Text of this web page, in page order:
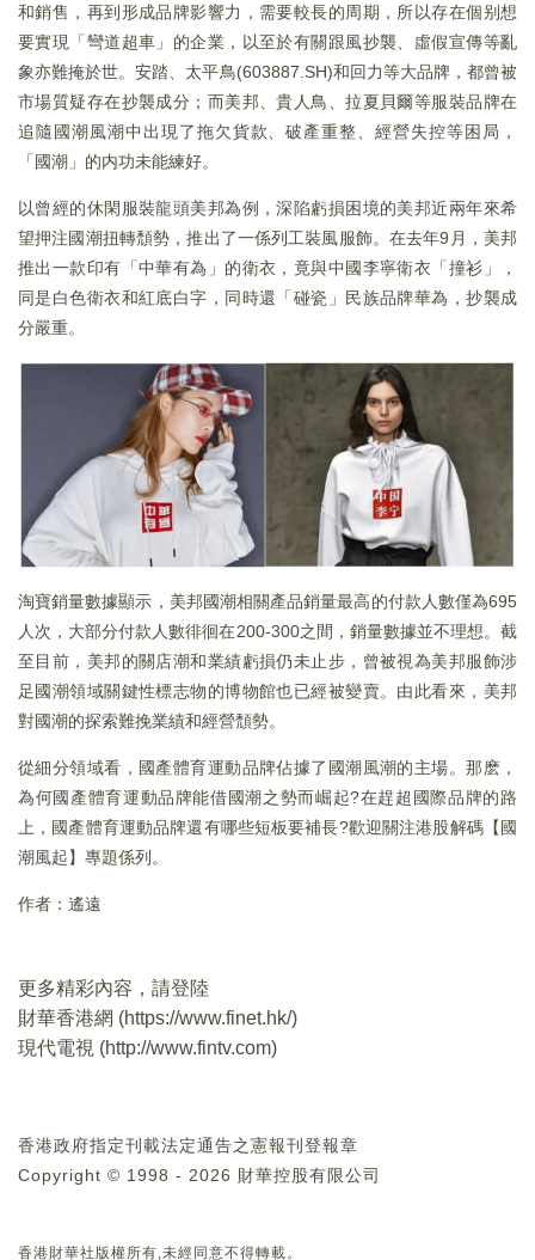
和銷售，再到形成品牌影響力，需要較長的周期，所以存在個别想
要實現「彎道超車」的企業，以至於有關跟風抄襲、虛假宣傳等亂
象亦難掩於世。安踏、太平鳥(603887.SH)和回力等大品牌，都曾被
市場質疑存在抄襲成分；而美邦、貴人鳥、拉夏貝爾等服裝品牌在
追隨國潮風潮中出現了拖欠貨款、破產重整、經營失控等困局，
「國潮」的内功未能練好。
以曾經的休閑服裝龍頭美邦為例，深陷虧損困境的美邦近兩年來希
望押注國潮扭轉頹勢，推出了一係列工裝風服飾。在去年9月，美邦
推出一款印有「中華有為」的衛衣，竟與中國李寧衛衣「撞衫」，
同是白色衛衣和紅底白字，同時還「碰瓷」民族品牌華為，抄襲成
分嚴重。
淘寶銷量數據顯示，美邦國潮相關產品銷量最高的付款人數僅為695
人次，大部分付款人數徘徊在200-300之間，銷量數據並不理想。截
至目前，美邦的關店潮和業績虧損仍未止步，曾被視為美邦服飾涉
足國潮領域關鍵性標志物的博物館也已經被變賣。由此看來，美邦
對國潮的探索難挽業績和經營頹勢。
從細分領域看，國產體育運動品牌佔據了國潮風潮的主場。那麽，
為何國產體育運動品牌能借國潮之勢而崛起?在趕超國際品牌的路
上，國產體育運動品牌還有哪些短板要補長?歡迎關注港股解碼【國
潮風起】專題係列。
作者：遙遠
更多精彩內容，請登陸
財華香港網 (https://www.finet.hk/)
現代電視 (http://www.fintv.com)
香港政府指定刊載法定通告之憲報刊登報章
Copyright © 1998 - 2026 財華控股有限公司
香港財華社版權所有,未經同意不得轉載。